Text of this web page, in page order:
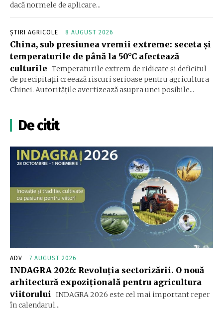
dacă normele de aplicare...
ȘTIRI AGRICOLE 8 AUGUST 2026
China, sub presiunea vremii extreme: seceta și
temperaturile de până la 50°C afectează
culturile Temperaturile extrem de ridicate și deficitul
de precipitații creează riscuri serioase pentru agricultura
Chinei. Autoritățile avertizează asupra unei posibile...
De citit
ADV 7 AUGUST 2026
INDAGRA 2026: Revoluția sectorizării. O nouă
arhitectură expozițională pentru agricultura
viitorului INDAGRA 2026 este cel mai important reper
în calendarul...